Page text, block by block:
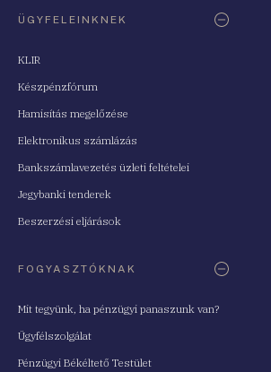
ÜGYFELEINKNEK
KLIR
Készpénzfórum
Hamisítás megelőzése
Elektronikus számlázás
Bankszámlavezetés üzleti feltételei
Jegybanki tenderek
Beszerzési eljárások
FOGYASZTÓKNAK
Mit tegyünk, ha pénzügyi panaszunk van?
Ügyfélszolgálat
Pénzügyi Békéltető Testület